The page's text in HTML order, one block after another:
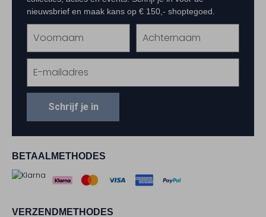
BETAALMETHODES
VERZENDMETHODES
nieuwsbrief en maak kans op € 150,- shoptegoed.
Schrijf je in